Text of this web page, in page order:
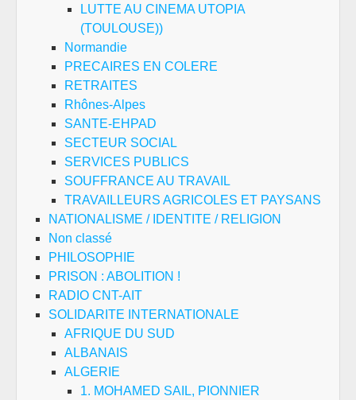
LUTTE AU CINEMA UTOPIA
(TOULOUSE))
Normandie
PRECAIRES EN COLERE
RETRAITES
Rhônes-Alpes
SANTE-EHPAD
SECTEUR SOCIAL
SERVICES PUBLICS
SOUFFRANCE AU TRAVAIL
TRAVAILLEURS AGRICOLES ET PAYSANS
NATIONALISME / IDENTITE / RELIGION
Non classé
PHILOSOPHIE
PRISON : ABOLITION !
RADIO CNT-AIT
SOLIDARITE INTERNATIONALE
AFRIQUE DU SUD
ALBANAIS
ALGERIE
1. MOHAMED SAIL, PIONNIER